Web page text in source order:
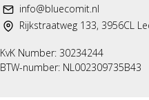
info@bluecomit.nl
Rijkstraatweg 133, 3956CL
KvK Number: 30234244
BTW-number: NL002309735B43